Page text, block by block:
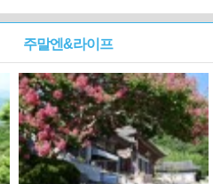
주말엔&라이프